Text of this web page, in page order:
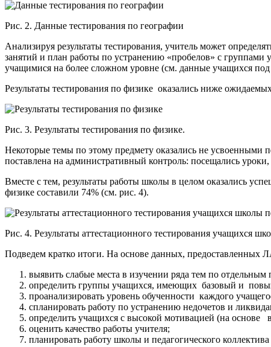
Рис. 2. Данные тестирования по географии
Анализируя результаты тестирования, учитель может
занятий и план работы по устранению «пробелов» с
учащимися на более сложном уровне (см. данные учащихся
Результаты тестирования по физике оказались ниже
Рис. 3. Результаты тестирования по физике.
Некоторые темы по этому предмету оказались не
поставлена на административный контроль: посещались
Вместе с тем, результаты работы школы в целом оказались
физике составили 74% (см. рис. 4).
Рис. 4. Результаты аттестационного тестирования учащихся
Подведем кратко итоги. На основе данных, предоставленных
выявить слабые места в изучении ряда тем по отдельным
определить группы учащихся, имеющих базовый и
проанализировать уровень обученности каждого
спланировать работу по устранению недочетов и
определить учащихся с высокой мотивацией (на
оценить качество работы учителя;
планировать работу школы и педагогического